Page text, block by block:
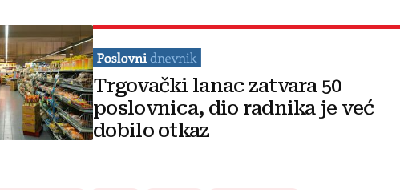
Trgovački lanac zatvara 50
poslovnica, dio radnika je već
dobilo otkaz